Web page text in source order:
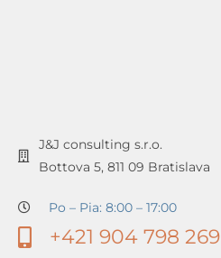
J&J consulting s.r.o.
Bottova 5, 811 09 Bratislava
Po – Pia: 8:00 – 17:00
+421 904 798 269